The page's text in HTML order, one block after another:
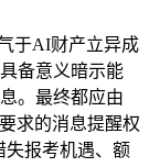
于AI财产立异成
备意义暗示能
。最终都应由
求的消息提醒权
失报考机遇、额